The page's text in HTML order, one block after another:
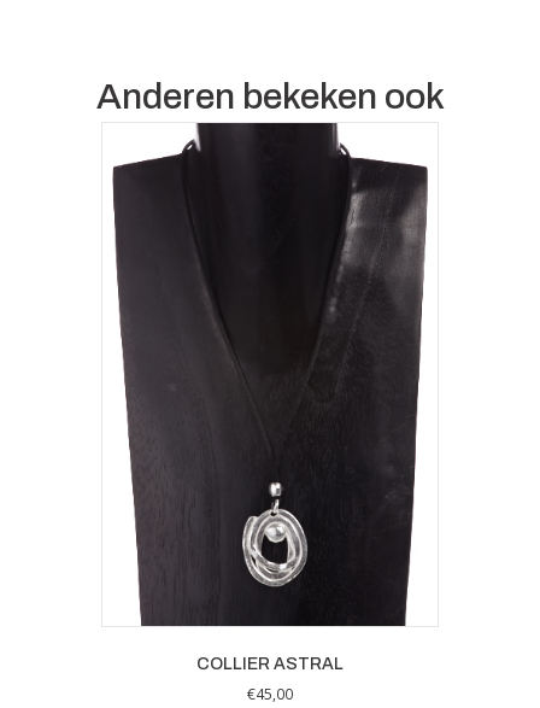
Anderen bekeken ook
COLLIER ASTRAL
€45,00